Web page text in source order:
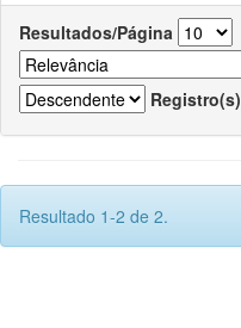
Resultados/Página
Registro(s)
Resultado 1-2 de 2.